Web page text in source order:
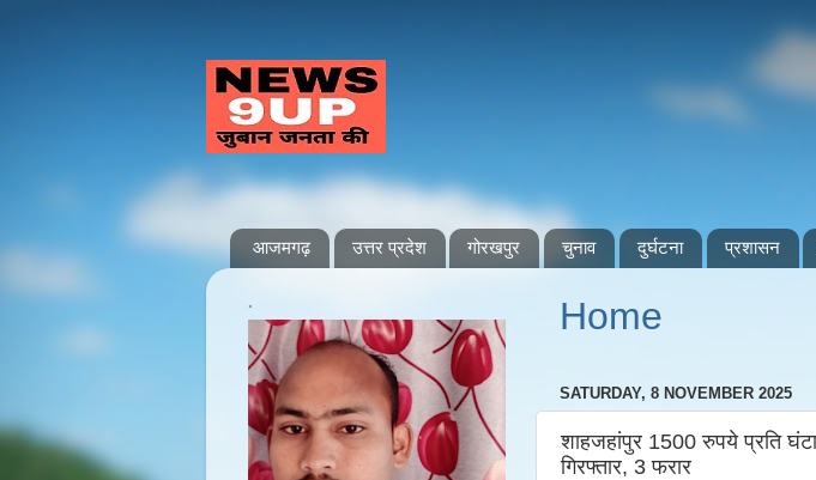
आजमगढ़ उत्तर प्रदेश गोरखपुर चुनाव दुर्घटना प्रशासन
Home
SATURDAY, 8 NOVEMBER 2025
शाहजहांपुर 1500 रुपये प्रति
गिरफ्तार, 3 फरार
.